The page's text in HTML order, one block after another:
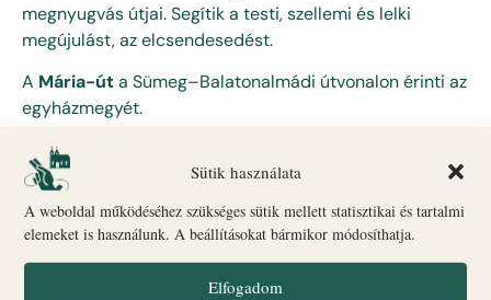
Sütik használata
A weboldal működéséhez szükséges sütik mellett statisztikai és tartalmi
elemeket is használunk. A beállításokat bármikor módosíthatja.
Elfogadom
megnyugvás útjai. Segítik a testi, szellemi és lelki
megújulást, az elcsendesedést.
A Mária-úta Sümeg–Balatonalmádi útvonalon érinti az
egyházmegyét.
A túra ajánlott időtartama 3 nap, amely során
barangolhatunk a Balaton Felvidék történelmi romjai,
templomai és egyéb látnivalói között.
A zarándoklat kiindulópontja a Sümegi vár, végpontja a
balatonalmádi Szent Imre Plébániatemplom és Szent